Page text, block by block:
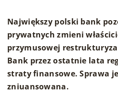
Największy polski bank
prywatnych zmieni
przymusowej
Bank przez ostatnie lata
straty finansowe. Sprawa
zniuansowana.